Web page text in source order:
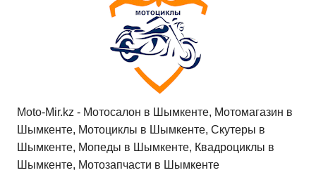
Moto-Mir.kz - Мотосалон в Шымкенте, Мотомагазин в
Шымкенте, Мотоциклы в Шымкенте, Скутеры в
Шымкенте, Мопеды в Шымкенте, Квадроциклы в
Шымкенте, Мотозапчасти в Шымкенте